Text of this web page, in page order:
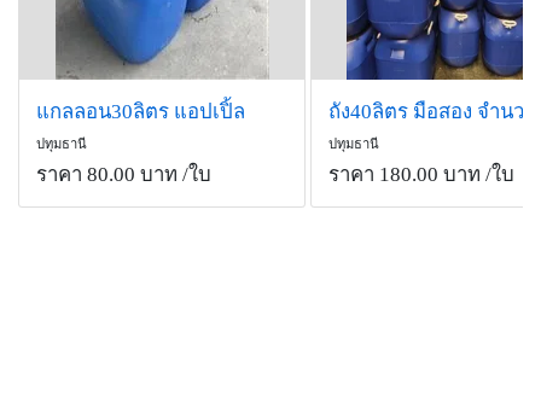
แกลลอน30ลิตร แอปเปิ้ล
ปทุมธานี
ราคา 80.00 บาท /ใบ
ถัง40ลิตร มือสอง จำนว
ปทุมธานี
ราคา 180.00 บาท /ใบ